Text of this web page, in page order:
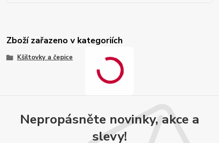
Zboží zařazeno v kategoriích
Kšiltovky a čepice
Nepropásněte novinky, akce a
slevy!